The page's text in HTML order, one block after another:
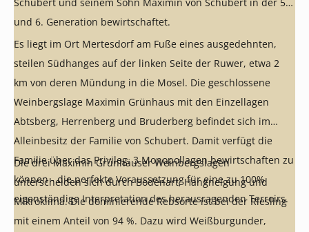
und 6. Generation bewirtschaftet.
Es liegt im Ort Mertesdorf am Fuße eines ausgedehnten,
steilen Südhanges auf der linken Seite der Ruwer, etwa 2
km von deren Mündung in die Mosel. Die geschlossene
Weinbergslage Maximin Grünhaus mit den Einzellagen
Abtsberg, Herrenberg und Bruderberg befindet sich im
Alleinbesitz der Familie von Schubert. Damit verfügt die
Familie über das Privileg, 3 Monopollagen bewirtschaften zu
können - die perfekte Voraussetzung für eine zu 100%
eigenständige Interpretation des herausragenden Terroirs.
Die drei Maximin Grünhäuser Weinbergslagen
unterscheiden sich durch Bodenart, Hangneigung und
Mikroklima. Die dominierende Rebsorte ist bei der Riesling
mit einem Anteil von 94 %. Dazu wird Weißburgunder,